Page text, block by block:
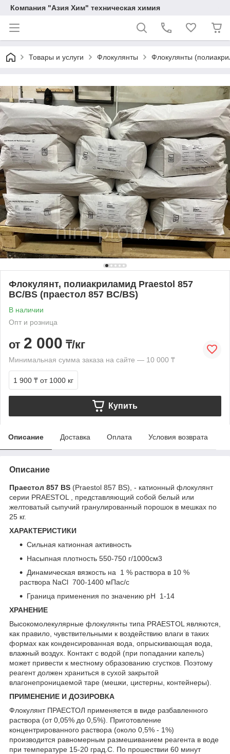
Компания "Азия Хим" техническая химия
Товары и услуги Флокулянты Флокулянты
Флокулянт, полиакриламид Praestol 857
BC/BS (праестол 857 BС/BS)
В наличии
Опт и розница
от 2 000 ₸/кг
Минимальная сумма заказа на сайте — 10 000 ₸
1 900 ₸ от 1000 кг
Купить
Описание Доставка Оплата Условия возврата
Описание
Праестол 857 BS (Praestol 857 BS), - катионный флокулянт
серии PRAESTOL , представляющий собой белый или
желтоватый сыпучий гранулированный порошок в мешках по
25 кг.
ХАРАКТЕРИСТИКИ
Сильная катионная активность
Насыпная плотность 550-750 г/1000см3
Динамическая вязкость на 1 % раствора в 10 %
раствора NaCl 700-1400 мПас/с
Граница применения по значению pH 1-14
ХРАНЕНИЕ
Высокомолекулярные флокулянты типа PRAESTOL являются,
как правило, чувствительными к воздействию влаги в таких
формах как конденсированная вода, опрыскивающая вода,
влажный воздух. Контакт с водой (при попадании капель)
может привести к местному образованию сгустков. Поэтому
реагент должен храниться в сухой закрытой
влагонепроницаемой таре (мешки, цистерны, контейнеры).
ПРИМЕНЕНИЕ И ДОЗИРОВКА
Флокулянт ПРАЕСТОЛ применяется в виде разбавленного
раствора (от 0,05% до 0,5%). Приготовление
концентрированного раствора (около 0,5% - 1%)
производится равномерным размешиванием реагента в воде
при температуре 15-20 град.С. По прошествии 60 минут